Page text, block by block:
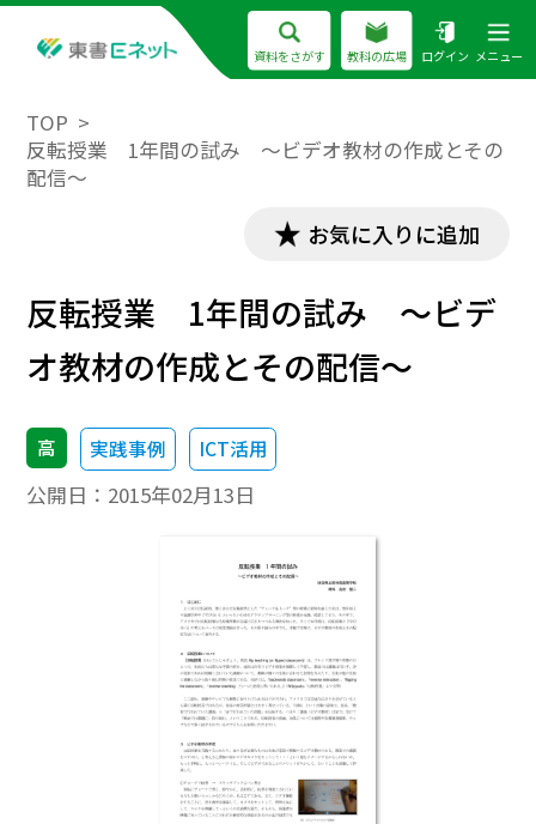
資料をさがす 教科の広場 ログイン メニュー
TOP
反転授業 1年間の試み ～ビデオ教材の作成とその
配信～
お気に入りに追加
反転授業 1年間の試み ～ビデ
オ教材の作成とその配信～
高 実践事例 ICT活用
公開日： 2015年02月13日